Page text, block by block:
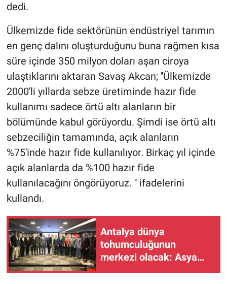
dedi.
Ülkemizde fide sektörünün endüstriyel tarımın
en genç dalını oluşturduğunu buna rağmen kısa
süre içinde 350 milyon doları aşan ciroya
ulaştıklarını aktaran Savaş Akcan; ''Ülkemizde
2000'li yıllarda sebze üretiminde hazır fide
kullanımı sadece örtü altı alanların bir
bölümünde kabul görüyordu. Şimdi ise örtü altı
sebzeciliğin tamamında, açık alanların
%75'inde hazır fide kullanılıyor. Birkaç yıl içinde
açık alanlarda da %100 hazır fide
kullanılacağını öngörüyoruz. '' ifadelerini
kullandı.
Antalya dünya
tohumculuğunun
merkezi olacak: Asya
Tohumculuk Kongresi ilk